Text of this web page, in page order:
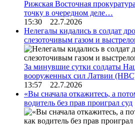
Рижская Восточная
точку в очередном деле…
15:30 22.7.2026
Нелегалы кидались в солдат
слезоточивым газом и
За минувшие сутки солдаты
вооруженных сил Латвии
13:57 22.7.2026
«Вы сначала откажитесь, а
водитель без прав проиграл суд